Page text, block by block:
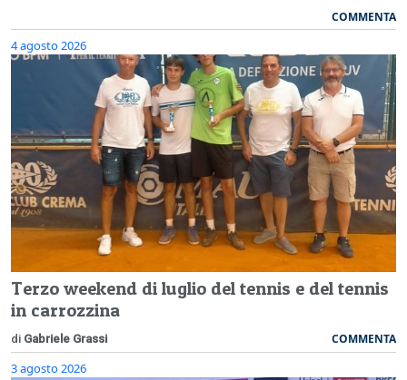
COMMENTA
4 agosto 2026
Terzo weekend di luglio del tennis e del tennis
in carrozzina
di Gabriele Grassi COMMENTA
3 agosto 2026